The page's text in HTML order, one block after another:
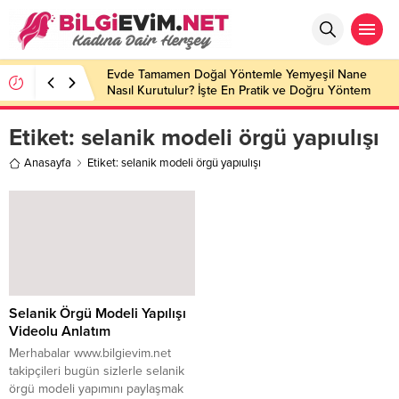
Evde Tamamen Doğal Yöntemle Yemyeşil Nane
Nasıl Kurutulur? İşte En Pratik ve Doğru Yöntem
Etiket: selanik modeli örgü yapıulışı
Anasayfa Etiket: selanik modeli örgü yapıulışı
Selanik Örgü Modeli Yapılışı
Videolu Anlatım
Merhabalar www.bilgievim.net
takipçileri bugün sizlerle selanik
örgü modeli yapımını paylaşmak